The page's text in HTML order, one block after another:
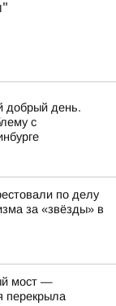
добрый день.
с
по делу
за «звёзды» в
мост —
перекрыла